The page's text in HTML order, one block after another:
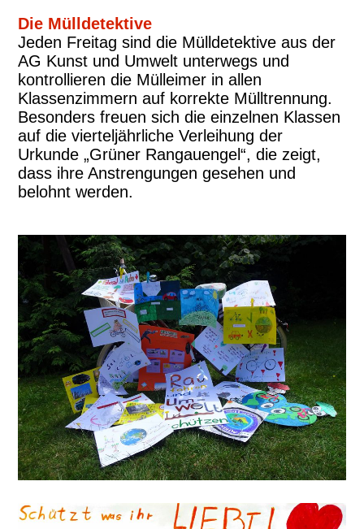
Die Mülldetektive
Jeden Freitag sind die Mülldetektive aus der
AG Kunst und Umwelt unterwegs und
kontrollieren die Mülleimer in allen
Klassenzimmern auf korrekte Mülltrennung.
Besonders freuen sich die einzelnen Klassen
auf die vierteljährliche Verleihung der
Urkunde „Grüner Rangauengel“, die zeigt,
dass ihre Anstrengungen gesehen und
belohnt werden.